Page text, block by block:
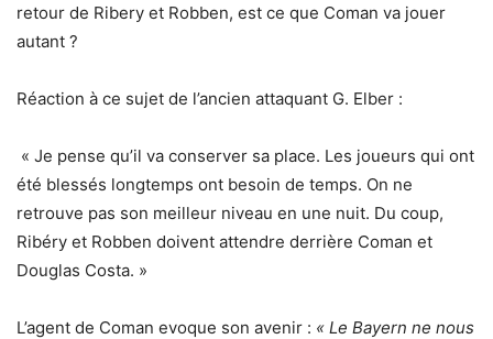
retour de Ribery et Robben, est ce que Coman va jouer
autant ?
Réaction à ce sujet de l’ancien attaquant G. Elber :
« Je pense qu’il va conserver sa place. Les joueurs qui ont
été blessés longtemps ont besoin de temps. On ne
retrouve pas son meilleur niveau en une nuit. Du coup,
Ribéry et Robben doivent attendre derrière Coman et
Douglas Costa. »
L’agent de Coman evoque son avenir : « Le Bayern ne nous